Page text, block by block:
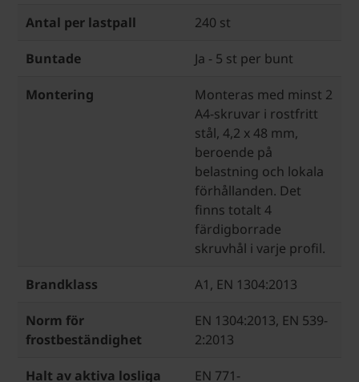
Antal per lastpall 240 st
Buntade Ja - 5 st per bunt
Montering
Monteras med minst 2
A4-skruvar i rostfritt
stål, 4,2 x 48 mm,
beroende på
belastning och lokala
förhållanden. Det
finns totalt 4
färdigborrade
skruvhål i varje profil.
Brandklass A1, EN 1304:2013
Norm för
frostbeständighet
EN 1304:2013, EN 539-
2:2013
Halt av aktiva losliga
EN 771-